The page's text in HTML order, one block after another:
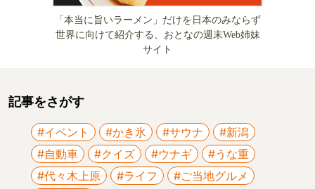
「本当に旨いラーメン」だけを日本のみならず
世界に向けて紹介する、おとなの週末Web姉妹
サイト
記事をさがす
#イベント #かき氷 #サウナ
#新潟
#自動車
#クイズ #ウナギ
#うな重
#代々木上原
#ライフ
#ご当地グルメ